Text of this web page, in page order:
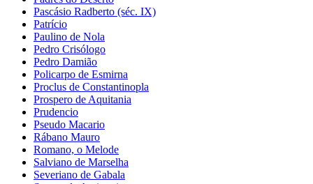
Pascásio Radberto (séc. IX)
Patrício
Paulino de Nola
Pedro Crisólogo
Pedro Damião
Policarpo de Esmirna
Proclus de Constantinopla
Prospero de Aquitania
Prudencio
Pseudo Macario
Rábano Mauro
Romano, o Melode
Salviano de Marselha
Severiano de Gabala